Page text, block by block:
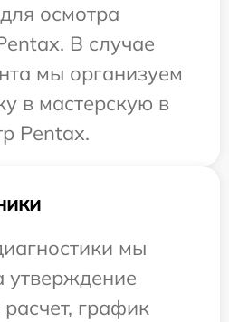
осмотра
В случае
мы организуем
в мастерскую в
Pentax.
мы
утверждение
график